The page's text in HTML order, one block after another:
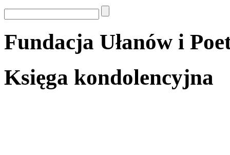
Fundacja Ułanów i
Księga kondolencyjna